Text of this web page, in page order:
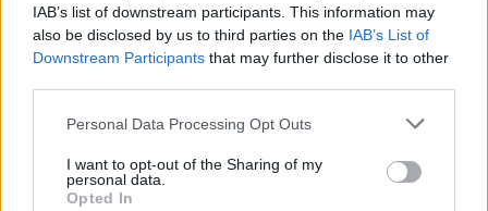
IAB’s list of downstream participants. This information may
also be disclosed by us to third parties on the IAB’s List of
Downstream Participants that may further disclose it to other
Personal Data Processing Opt Outs
I want to opt-out of the Sharing of my
personal data.
Opted In
Žiūrimiausi įrašai
00:00:30
vaiko gyvybių išgelbėti nepavyko
Žinios | Lietuvos diena